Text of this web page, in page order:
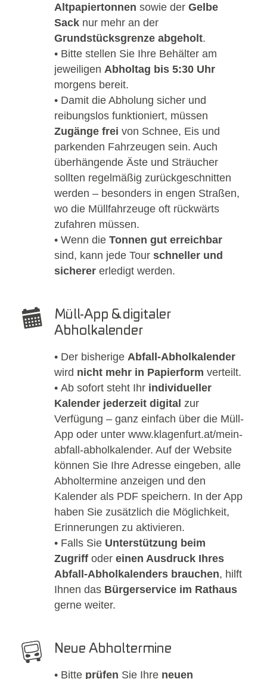
Altpapiertonnen sowie der Gelbe
Sack nur mehr an der
Grundstücksgrenze abgeholt.
• Bitte stellen Sie Ihre Behälter am
jeweiligen Abholtag bis 5:30 Uhr
morgens bereit.
• Damit die Abholung sicher und
reibungslos funktioniert, müssen
Zugänge frei von Schnee, Eis und
parkenden Fahrzeugen sein. Auch
überhängende Äste und Sträucher
sollten regelmäßig zurückgeschnitten
werden – besonders in engen Straßen,
wo die Müllfahrzeuge oft rückwärts
zufahren müssen.
• Wenn dieTonnen gut erreichbar
sind, kann jede Tourschneller und
sicherer erledigt werden.
Müll-App & digitaler
Abholkalender
• Der bisherige Abfall-Abholkalender
wird nicht mehr in Papierform verteilt.
• Ab sofort steht Ihr individueller
Kalender jederzeit digital zur
Verfügung – ganz einfach über die Müll-
App oder unterwww.klagenfurt.at/mein-
abfall-abholkalender. Auf der Website
können Sie Ihre Adresse eingeben, alle
Abholtermine anzeigen und den
Kalender als PDF speichern. In der App
haben Sie zusätzlich die Möglichkeit,
Erinnerungen zu aktivieren.
• Falls Sie Unterstützung beim
Zugriff odereinen Ausdruck Ihres
Abfall-Abholkalenders brauchen, hilft
Ihnen das Bürgerservice im Rathaus
gerne weiter.
Neue Abholtermine
• Bitte prüfen Sie Ihre neuen